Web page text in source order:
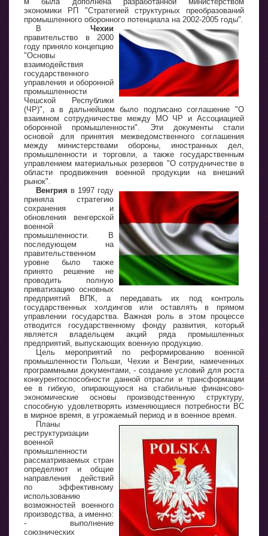
экономики РП "Стратегией структурных преобразований
промышленного оборонного потенциала на 2002-2005 годы".
В Чехии
правительство в 2000
году приняло концепцию
"Основы
взаимодействия
государственного
управления и оборонной
промышленности
Чешской Республики
(ЧР)", а в дальнейшем было подписано соглашение "О
взаимном сотрудничестве между МО ЧР и Ассоциацией
оборонной промышленности". Эти документы стали
основой для принятия межведомственного соглашения
между министерствами обороны, иностранных дел,
промышленности и торговли, а также государственным
управлением материальных резервов "О сотрудничестве в
области продвижения военной продукции на внешний
рынок".
Венгрия в 1997 году
приняла стратегию
сохранения и
обновления венгерской
военной
промышленности. В
последующем на
правительственном
уровне было также
принято решение не
проводить полную
приватизацию основных
предприятий ВПК, а передавать их под контроль
государственных холдингов или оставлять в прямом
управлении государства. Важная роль в этом процессе
отводится государственному фонду развития, который
является владельцем акций ряда промышленных
предприятий, выпускающих военную продукцию.
Цель мероприятий по реформированию военной
промышленности Польши, Чехии и Венгрии, намеченных
программными документами, - создание условий для роста
конкурентоспособности данной отрасли и трансформации
ее в гибкую, опирающуюся на стабильные финансово-
экономические основы производственную структуру,
способную удовлетворять изменяющиеся потребности ВС
в мирное время, в угрожаемый период и в военное время.
Планы
реструктуризации
военной
промышленности
рассматриваемых стран
определяют и общие
направления действий
по эффективному
использованию
возможностей военного
производства, а именно:
- выполнение
союзнических